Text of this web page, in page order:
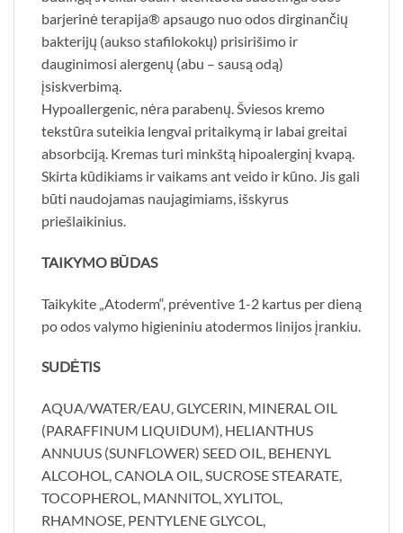
barjerinė terapija® apsaugo nuo odos dirginančių
bakterijų (aukso stafilokokų) prisirišimo ir
dauginimosi alergenų (abu – sausą odą)
įsiskverbimą.
Hypoallergenic, nėra parabenų. Šviesos kremo
tekstūra suteikia lengvai pritaikymą ir labai greitai
absorbciją. Kremas turi minkštą hipoalerginį kvapą.
Skirta kūdikiams ir vaikams ant veido ir kūno. Jis gali
būti naudojamas naujagimiams, išskyrus
priešlaikinius.
TAIKYMO BŪDAS
Taikykite „Atoderm“, préventive 1-2 kartus per dieną
po odos valymo higieniniu atodermos linijos įrankiu.
SUDĖTIS
AQUA/WATER/EAU, GLYCERIN, MINERAL OIL
(PARAFFINUM LIQUIDUM), HELIANTHUS
ANNUUS (SUNFLOWER) SEED OIL, BEHENYL
ALCOHOL, CANOLA OIL, SUCROSE STEARATE,
TOCOPHEROL, MANNITOL, XYLITOL,
RHAMNOSE, PENTYLENE GLYCOL,